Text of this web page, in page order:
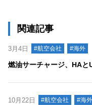
関連記事
3月4日 #航空会社 #海外
燃油サーチャージ、HAと
10月22日 #航空会社 #海外